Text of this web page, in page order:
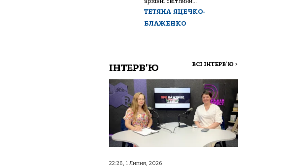
ТЕТЯНА ЯЦЕЧКО-
БЛАЖЕНКО
ІНТЕРВ'Ю ВСІ ІНТЕРВ'Ю >
22:26, 1 Липня, 2026